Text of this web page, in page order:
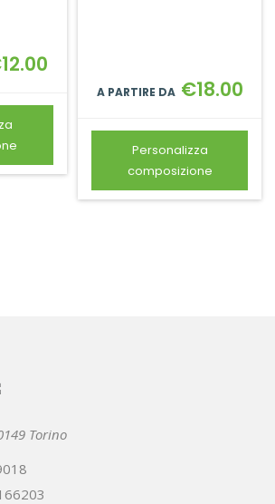
12.00
A PARTIRE DA €18.00
Personalizza
composizione
Torino